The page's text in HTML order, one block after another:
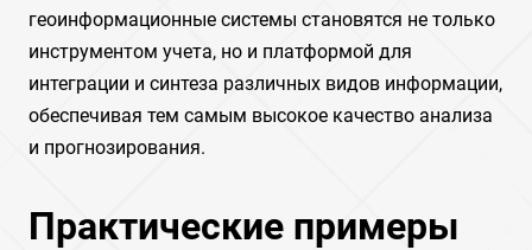
геоинформационные системы становятся не только
инструментом учета, но и платформой для
интеграции и синтеза различных видов информации,
обеспечивая тем самым высокое качество анализа
и прогнозирования.
Практические примеры